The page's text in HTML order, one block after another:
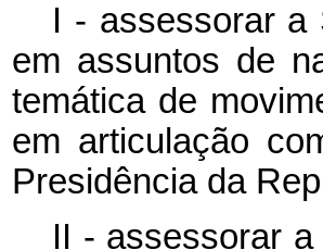
I - assessorar a
em assuntos de
temática de
em articulação
Presidência da
II - assessorar